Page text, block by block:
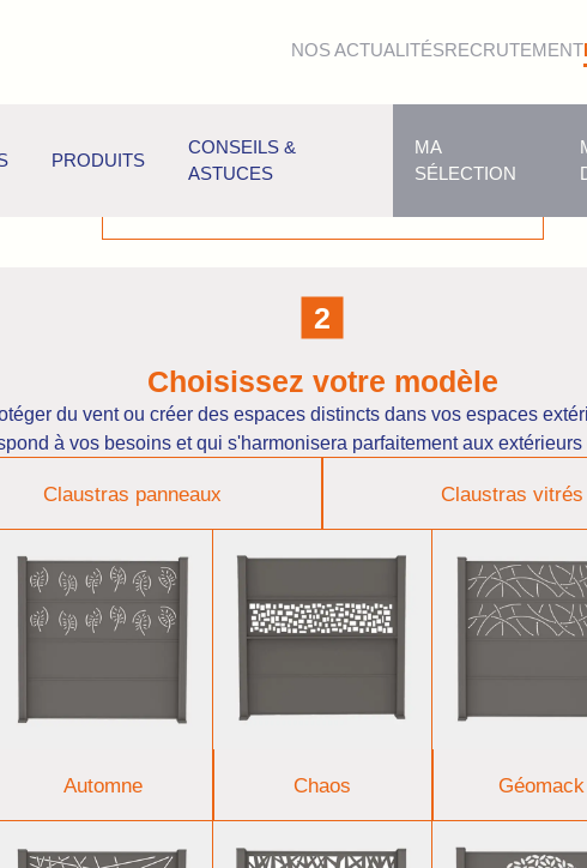
NOS ACTUALITÉSRECRUTEMENT
PRODUITS
CONSEILS &
ASTUCES
MA
SÉLECTION
Professionnel Particulier
Choisissez votre modèle
du vent ou créer des espaces distincts dans vos espaces
à vos besoins et qui s'harmonisera parfaitement aux extérieurs
Claustras panneaux Claustras vitrés
Automne Chaos Géomack